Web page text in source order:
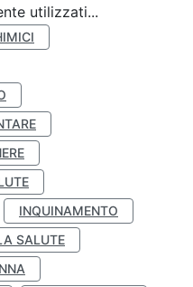
utilizzati...
INQUINAMENTO
SALUTE